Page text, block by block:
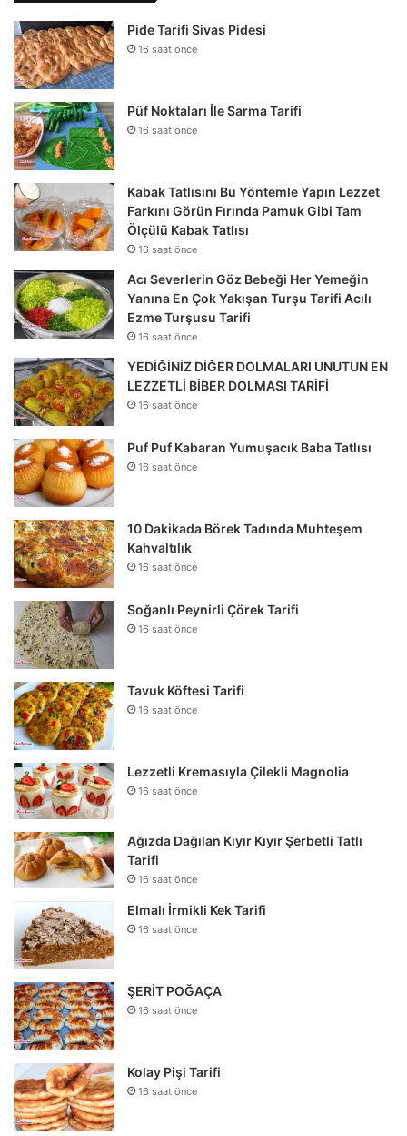
Pide Tarifi Sivas Pidesi
16 saat önce
Püf Noktaları İle Sarma Tarifi
16 saat önce
Kabak Tatlısını Bu Yöntemle Yapın Lezzet
Farkını Görün Fırında Pamuk Gibi Tam
Ölçülü Kabak Tatlısı
16 saat önce
Acı Severlerin Göz Bebeği Her Yemeğin
Yanına En Çok Yakışan Turşu Tarifi Acılı
Ezme Turşusu Tarifi
16 saat önce
YEDİĞİNİZ DİĞER DOLMALARI UNUTUN EN
LEZZETLİ BİBER DOLMASI TARİFİ
16 saat önce
Puf Puf Kabaran Yumuşacık Baba Tatlısı
16 saat önce
10 Dakikada Börek Tadında Muhteşem
Kahvaltılık
16 saat önce
Soğanlı Peynirli Çörek Tarifi
16 saat önce
Tavuk Köftesi Tarifi
16 saat önce
Lezzetli Kremasıyla Çilekli Magnolia
16 saat önce
Ağızda Dağılan Kıyır Kıyır Şerbetli Tatlı
Tarifi
16 saat önce
Elmalı İrmikli Kek Tarifi
16 saat önce
ŞERİT POĞAÇA
16 saat önce
Kolay Pişi Tarifi
16 saat önce